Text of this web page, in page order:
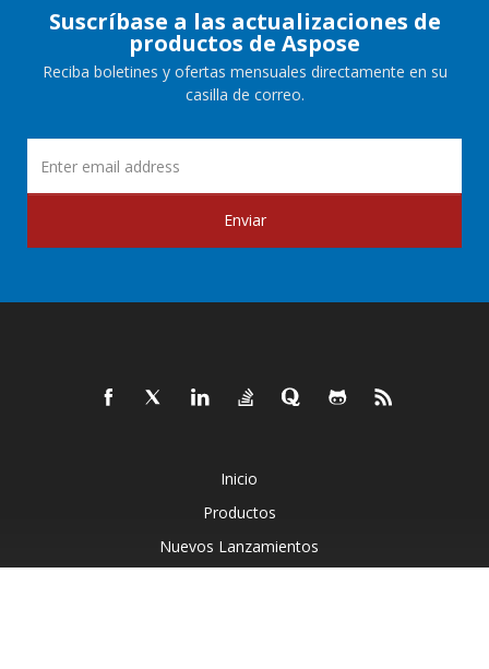
Suscríbase a las actualizaciones de
productos de Aspose
Reciba boletines y ofertas mensuales directamente en su
casilla de correo.
Enviar
Inicio
Productos
Nuevos Lanzamientos